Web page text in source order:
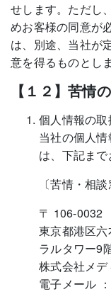
せします。ただし
めお客様の同意が
は、別途、当社が
意を得るものとしま
【１２】苦情
個人情報の
当社の個人
は、下記まで
〔苦情・相談
〒 106-0032
東京都港区
ラルタワー9
株式会社メ
電子メール